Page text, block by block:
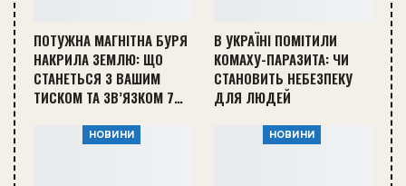
ПОТУЖНА МАГНІТНА БУРЯ
НАКРИЛА ЗЕМЛЮ: ЩО
СТАНЕТЬСЯ З ВАШИМ
ТИСКОМ ТА ЗВ’ЯЗКОМ 7…
В УКРАЇНІ ПОМІТИЛИ
КОМАХУ-ПАРАЗИТА: ЧИ
СТАНОВИТЬ НЕБЕЗПЕКУ
ДЛЯ ЛЮДЕЙ
НОВИНИ НОВИНИ